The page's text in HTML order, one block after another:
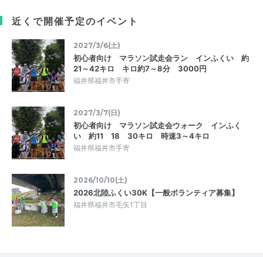
近くで開催予定のイベント
2027/3/6(土)
初心者向け マラソン試走会ラン インふくい 約
21～42キロ キロ約7～8分 3000円
福井県福井市手寄
2027/3/7(日)
初心者向け マラソン試走会ウォーク インふく
い 約11 18 30キロ 時速3～4キロ
福井県福井市手寄
2026/10/10(土)
2026北陸ふくい30K【一般ボランティア募集】
福井県福井市毛矢1丁目